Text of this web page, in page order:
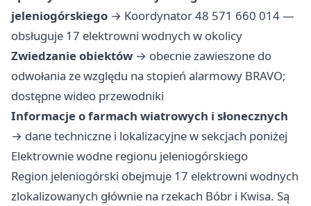
jeleniogórskiego → Koordynator 48 571 660 014 —
obsługuje 17 elektrowni wodnych w okolicy
Zwiedzanie obiektów → obecnie zawieszone do
odwołania ze względu na stopień alarmowy BRAVO;
dostępne wideo przewodniki
Informacje o farmach wiatrowych i słonecznych
→ dane techniczne i lokalizacyjne w sekcjach poniżej
Elektrownie wodne regionu jeleniogórskiego
Region jeleniogórski obejmuje 17 elektrowni wodnych
zlokalizowanych głównie na rzekach Bóbr i Kwisa. Są